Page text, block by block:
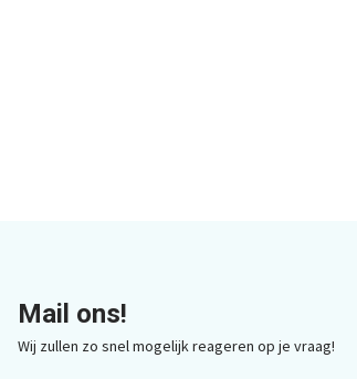
Mail ons!
Wij zullen zo snel mogelijk reageren op je vraag!